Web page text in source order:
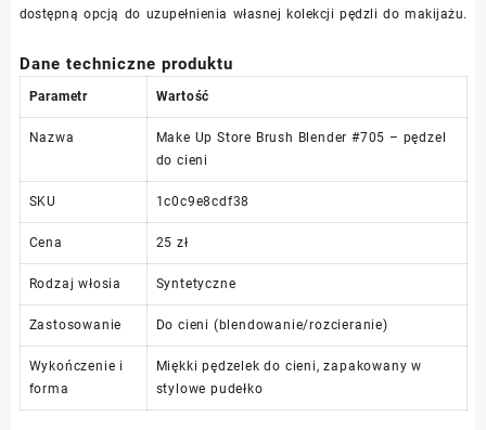
dostępną opcją do uzupełnienia własnej kolekcji pędzli do makijażu.
Dane techniczne produktu
Parametr Wartość
Nazwa
Make Up Store Brush Blender #705 – pędzel
do cieni
SKU 1c0c9e8cdf38
Cena 25 zł
Rodzaj włosia Syntetyczne
Zastosowanie Do cieni (blendowanie/rozcieranie)
Wykończenie i
forma
Miękki pędzelek do cieni, zapakowany w
stylowe pudełko